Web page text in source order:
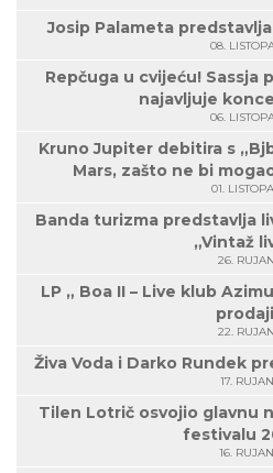
Josip Palameta
08.
Repčuga u cvijeću! Sassja
najavljuje
06.
Kruno Jupiter debitira s
Mars, zašto ne bi
01.
Banda turizma predstavlja
„Vintaž
26. RUJAN
LP „ Boa II – Live klub
22. RUJAN
Živa Voda i Darko Rundek
17. RUJAN
Tilen Lotrič osvojio glavnu
festivalu
16. RUJAN